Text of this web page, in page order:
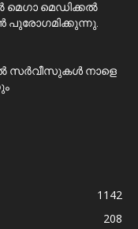
മെഗാ മെഡിക്കൽ
പുരോഗമിക്കുന്നു.
നാളെ
1142
208